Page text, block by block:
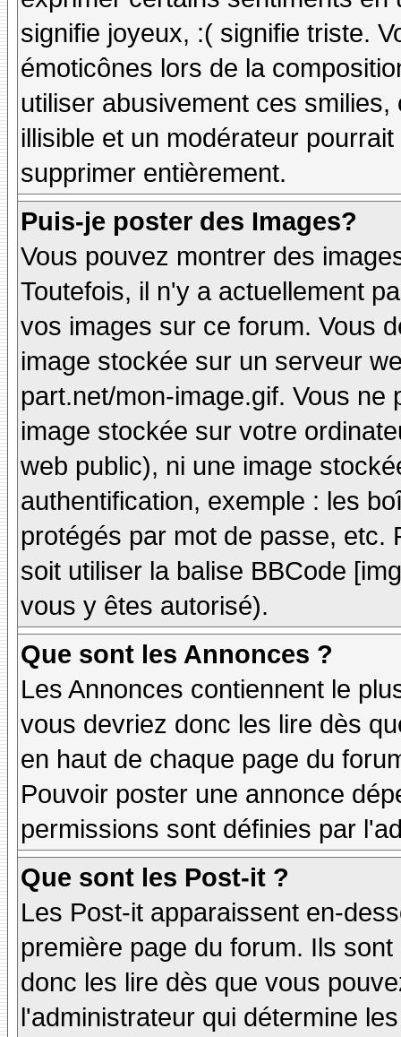
signifie joyeux, :( signifie triste.
émoticônes lors de la
utiliser abusivement ces
illisible et un modérateur
supprimer entièrement.
Puis-je poster des Images?
Vous pouvez montrer des
Toutefois, il n'y a actuellement
vos images sur ce forum. Vous
image stockée sur un serveur
part.net/mon-image.gif. Vous
image stockée sur votre
web public), ni une image
authentification, exemple : les
protégés par mot de passe, etc.
soit utiliser la balise BBCode
vous y êtes autorisé).
Que sont les Annonces ?
Les Annonces contiennent le
vous devriez donc les lire dès
en haut de chaque page du
Pouvoir poster une annonce
permissions sont définies par
Que sont les Post-it ?
Les Post-it apparaissent en-
première page du forum. Ils
donc les lire dès que vous
l'administrateur qui détermine